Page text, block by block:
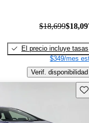
$18,699
El precio incluye tasas
$349/mes
Verif. disponibilidad